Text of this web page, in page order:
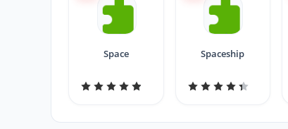
Space Spaceship